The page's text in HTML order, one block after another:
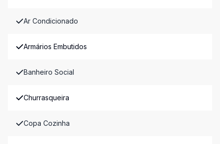
Ar Condicionado
Armários Embutidos
Banheiro Social
Churrasqueira
Copa Cozinha